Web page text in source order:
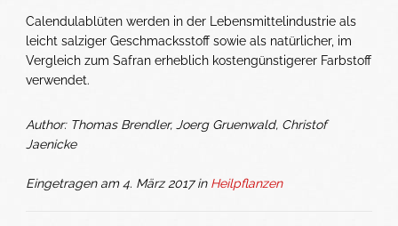
Calendulablüten werden in der Lebensmittelindustrie als
leicht salziger Geschmacksstoff sowie als natürlicher, im
Vergleich zum Safran erheblich kostengünstigerer Farbstoff
verwendet.
Author: Thomas Brendler, Joerg Gruenwald, Christof
Jaenicke
Eingetragen am 4. März 2017 in Heilpflanzen